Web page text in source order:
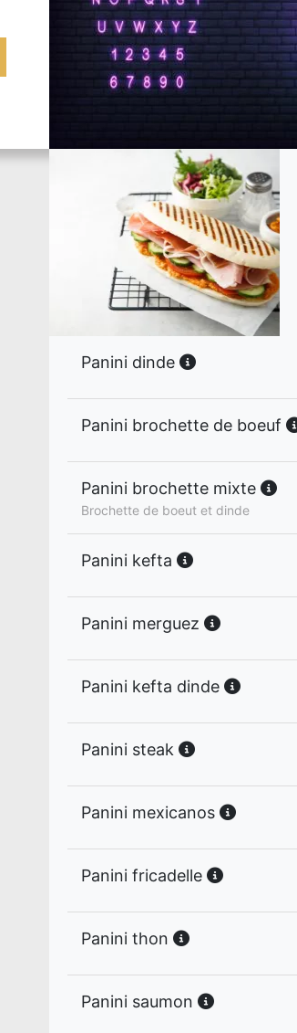
Panini dinde
Panini brochette de boeuf
Panini brochette mixte
Brochette de boeut et dinde
Panini kefta
Panini merguez
Panini kefta dinde
Panini steak
Panini mexicanos
Panini fricadelle
Panini thon
Panini saumon